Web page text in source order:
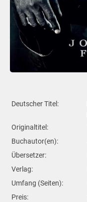
Deutscher Titel:
Originaltitel:
Buchautor(en):
Übersetzer:
Verlag:
Umfang (Seiten):
Preis: